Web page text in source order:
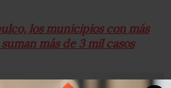
los municipios con más
más de 3 mil casos